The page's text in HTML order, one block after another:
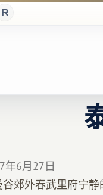
年6月27日
郊外春武里府宁静